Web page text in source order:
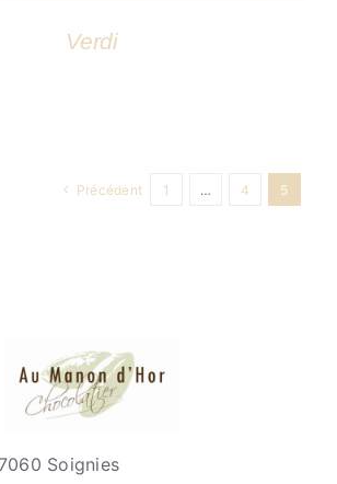
Verdi
Précédent 1 … 4 5
Soignies